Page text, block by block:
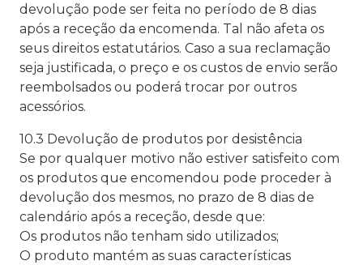
devolução pode ser feita no período de 8 dias
após a receção da encomenda. Tal não afeta os
seus direitos estatutários. Caso a sua reclamação
seja justificada, o preço e os custos de envio serão
reembolsados ou poderá trocar por outros
acessórios.
10.3 Devolução de produtos por desistência
Se por qualquer motivo não estiver satisfeito com
os produtos que encomendou pode proceder à
devolução dos mesmos, no prazo de 8 dias de
calendário após a receção, desde que:
Os produtos não tenham sido utilizados;
O produto mantém as suas características